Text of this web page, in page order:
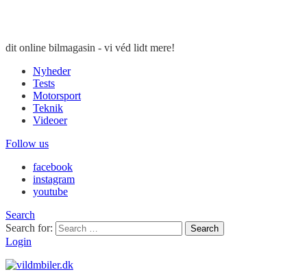
dit online bilmagasin - vi véd lidt mere!
Nyheder
Tests
Motorsport
Teknik
Videoer
Follow us
facebook
instagram
youtube
Search
Search for:
Search
Login